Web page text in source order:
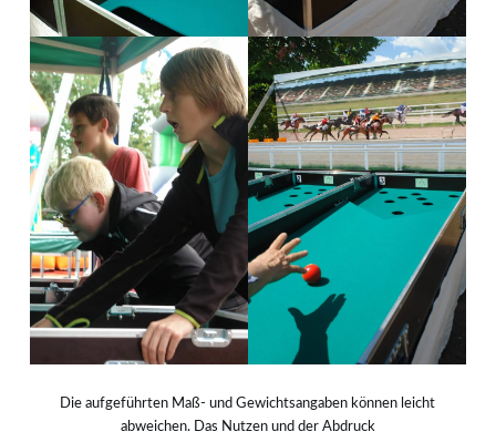
Die aufgeführten Maß- und Gewichtsangaben können leicht
abweichen. Das Nutzen und der Abdruck